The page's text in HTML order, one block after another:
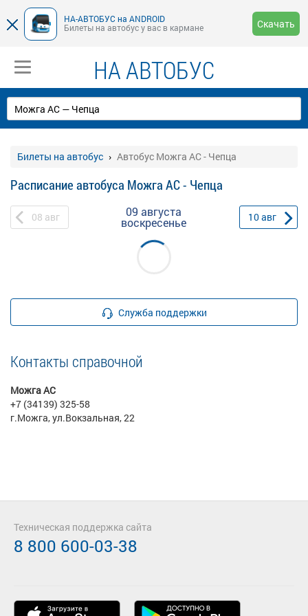
НА-АВТОБУС на ANDROID
Билеты на автобус у вас в кармане
Скачать
НА АВТОБУС
Билеты на автобус Автобус Можга АС - Чепца
Расписание автобуса Можга АС - Чепца
08 авг 09 августа
воскресенье 10авг
Служба поддержки
Контакты справочной
Можга АС
+7 (34139) 325-58
г.Можга, ул.Вокзальная, 22
Техническая поддержка сайта
8 800 600-03-38